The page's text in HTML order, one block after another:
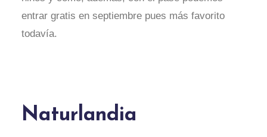
entrar gratis en septiembre pues más favorito
todavía.
Naturlandia